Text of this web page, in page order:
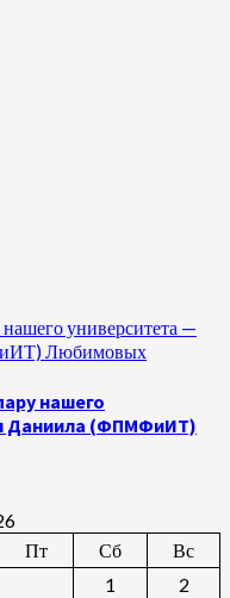
университета —
Любимовых
нашего
Даниила (ФПМФиИТ)
Пт Сб
Вс
1
2